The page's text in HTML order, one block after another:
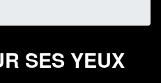
SES YEUX